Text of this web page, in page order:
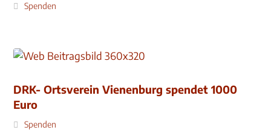
Spenden
DRK- Ortsverein Vienenburg spendet 1000
Euro
Spenden